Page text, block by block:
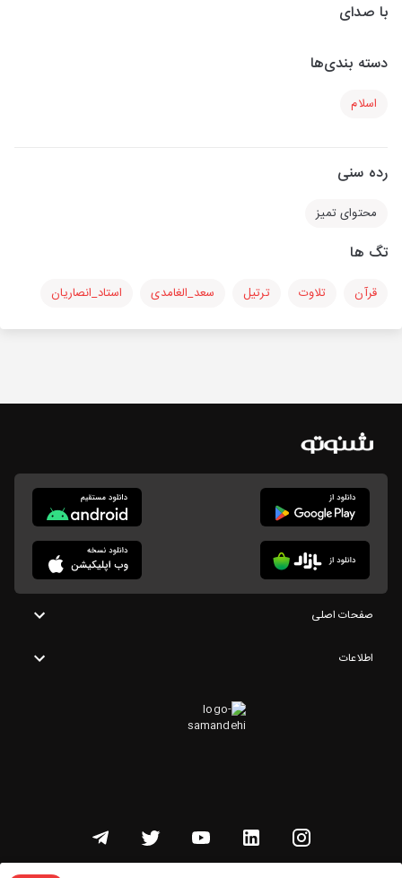
با صدای
دسته بندی‌ها
اسلام
رده سنی
محتوای تمیز
تگ ها
قرآن تلاوت ترتیل سعد_الغامدی استاد_انصاریان
صفحات اصلی
اطلاعات